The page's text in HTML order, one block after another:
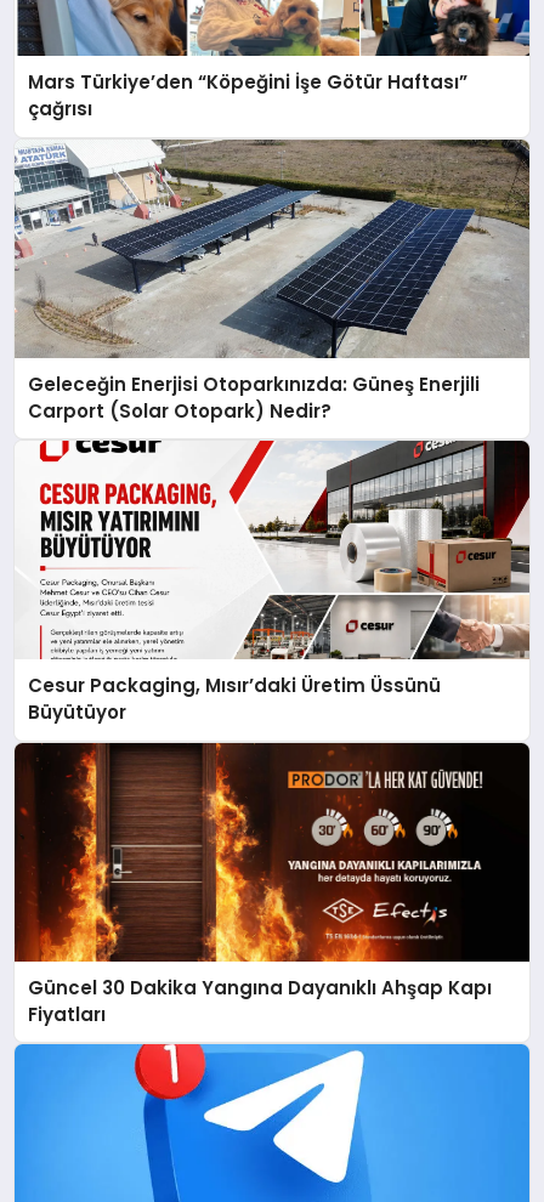
Mars Türkiye’den “Köpeğini İşe Götür Haftası”
çağrısı
Geleceğin Enerjisi Otoparkınızda: Güneş Enerjili
Carport (Solar Otopark) Nedir?
Cesur Packaging, Mısır’daki Üretim Üssünü
Büyütüyor
Güncel 30 Dakika Yangına Dayanıklı Ahşap Kapı
Fiyatları